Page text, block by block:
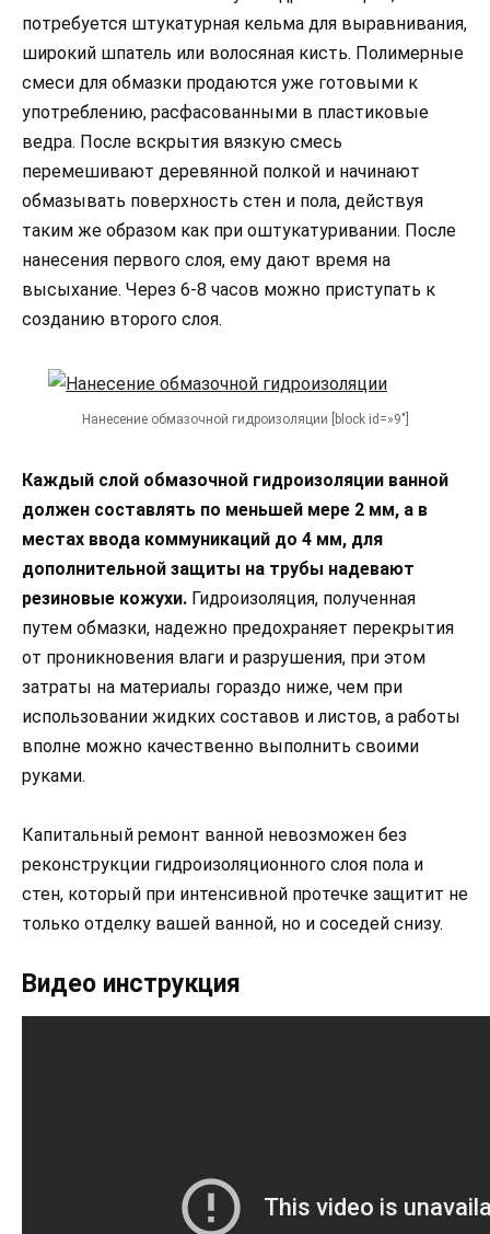
потребуется штукатурная кельма для выравнивания,
широкий шпатель или волосяная кисть. Полимерные
смеси для обмазки продаются уже готовыми к
употреблению, расфасованными в пластиковые
ведра. После вскрытия вязкую смесь
перемешивают деревянной полкой и начинают
обмазывать поверхность стен и пола, действуя
таким же образом как при оштукатуривании. После
нанесения первого слоя, ему дают время на
высыхание. Через 6-8 часов можно приступать к
созданию второго слоя.
Нанесение обмазочной гидроизоляции [block id=»9″]
Каждый слой обмазочной гидроизоляции ванной
должен составлять по меньшей мере 2 мм, а в
местах ввода коммуникаций до 4 мм, для
дополнительной защиты на трубы надевают
резиновые кожухи. Гидроизоляция, полученная
путем обмазки, надежно предохраняет перекрытия
от проникновения влаги и разрушения, при этом
затраты на материалы гораздо ниже, чем при
использовании жидких составов и листов, а работы
вполне можно качественно выполнить своими
руками.
Капитальный ремонт ванной невозможен без
реконструкции гидроизоляционного слоя пола и
стен, который при интенсивной протечке защитит не
только отделку вашей ванной, но и соседей снизу.
Видео инструкция